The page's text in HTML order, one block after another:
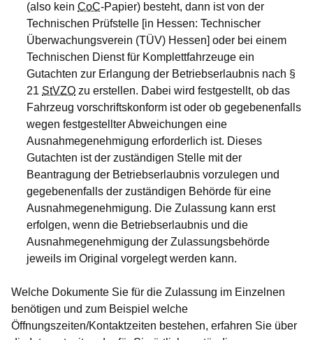
(also kein CoC-Papier) besteht, dann ist von der
Technischen Prüfstelle [in Hessen: Technischer
Überwachungsverein (TÜV) Hessen] oder bei einem
Technischen Dienst für Komplettfahrzeuge ein
Gutachten zur Erlangung der Betriebserlaubnis nach §
21 StVZO zu erstellen. Dabei wird festgestellt, ob das
Fahrzeug vorschriftskonform ist oder ob gegebenenfalls
wegen festgestellter Abweichungen eine
Ausnahmegenehmigung erforderlich ist. Dieses
Gutachten ist der zuständigen Stelle mit der
Beantragung der Betriebserlaubnis vorzulegen und
gegebenenfalls der zuständigen Behörde für eine
Ausnahmegenehmigung. Die Zulassung kann erst
erfolgen, wenn die Betriebserlaubnis und die
Ausnahmegenehmigung der Zulassungsbehörde
jeweils im Original vorgelegt werden kann.
Welche Dokumente Sie für die Zulassung im Einzelnen
benötigen und zum Beispiel welche
Öffnungszeiten/Kontaktzeiten bestehen, erfahren Sie über